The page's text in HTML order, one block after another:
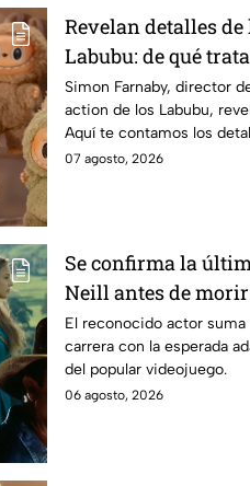
Revelan detalles
Labubu: de qué
estrena
Simon Farnaby, director
action de los Labubu,
Aquí te contamos los
07 agosto, 2026
Se confirma la
Neill antes de
sabe hasta ahora
El reconocido actor
carrera con la esperada
del popular videojuego.
06 agosto, 2026